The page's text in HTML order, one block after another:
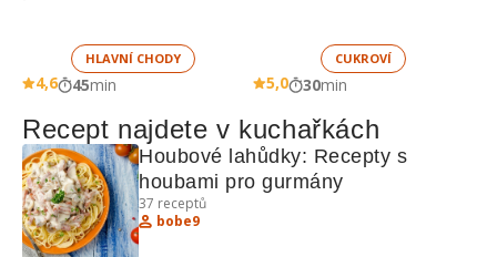
HLAVNÍ CHODY
4,6 45min
CUKROVÍ
5,0 30min
Recept najdete v kuchařkách
Houbové lahůdky: Recepty s
houbami pro gurmány
37 receptů
bobe9